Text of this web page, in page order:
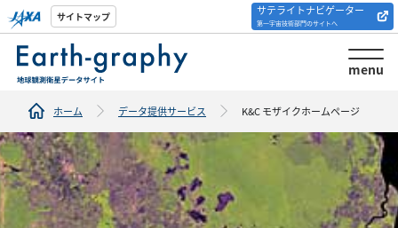
サイトマップ サテライトナビゲーター
第一宇宙技術部門のサイトへ
menu
解析ツール/サイトの
紹介
ホーム データ提供サービス K&C モザイクホームページ